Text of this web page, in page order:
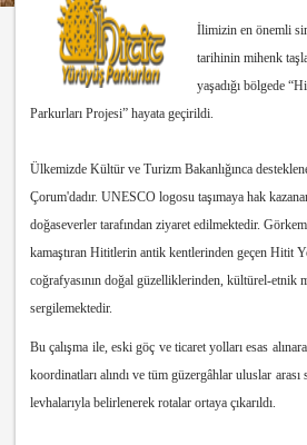
İlimizin en önemli
tarihinin mihenk
yaşadığı bölgede
Parkurları Projesi” hayata geçirildi.
Ülkemizde Kültür ve Turizm Bakanlığınca
Çorum'dadır. UNESCO logosu taşımaya hak
doğaseverler tarafından ziyaret edilmektedir.
kamaştıran Hititlerin antik kentlerinden geçen Hitit
coğrafyasının doğal güzelliklerinden, kültürel-etnik
sergilemektedir.
Bu çalışma ile, eski göç ve ticaret yolları esas
koordinatları alındı ve tüm güzergâhlar uluslar
levhalarıyla belirlenerek rotalar ortaya çıkarıldı.